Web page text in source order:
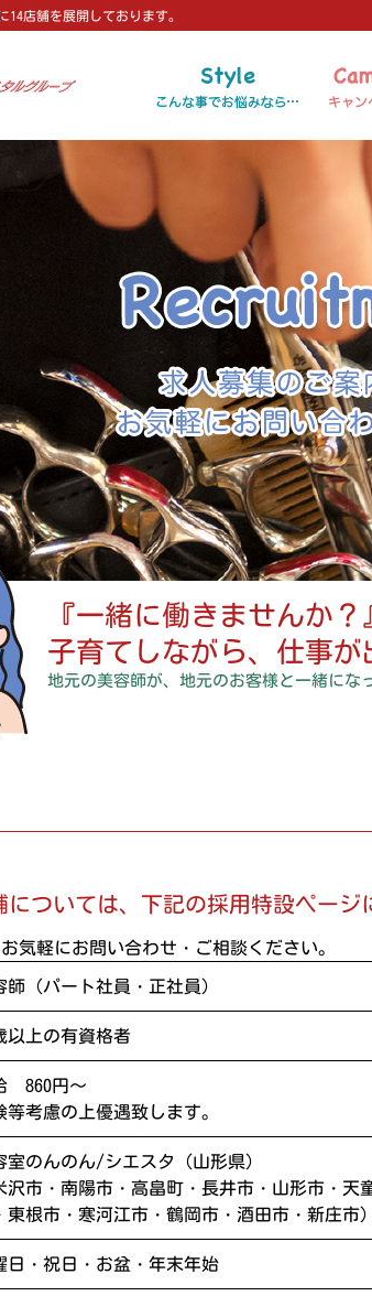
店舗を展開しております。
『一緒に働きませんか？
子育てしながら、仕事が
地元の美容師が、地元のお客様と一緒にな
については、下記の採用特設ページ
気軽にお問い合わせ・ご相談ください。
師（パート社員・正社員）
以上の有資格者
860円～
等考慮の上優遇致します。
室のんのん/シエスタ (山形県）
沢市・南陽市・高畠町・長井市・山形市・天
東根市・寒河江市・鶴岡市・酒田市・新庄市）
日・祝日・お盆・年末年始